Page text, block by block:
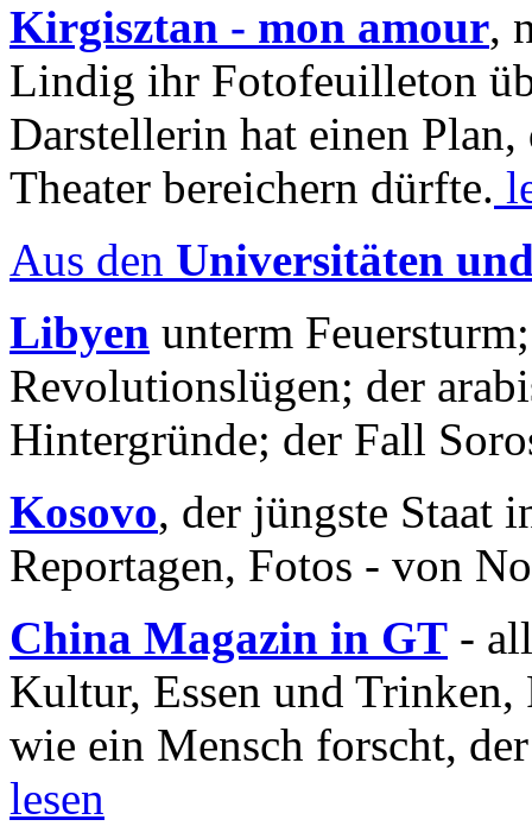
Kirgisztan - mon amour,
Lindig ihr Fotofeuilleton
Darstellerin hat einen Plan,
Theater bereichern dürfte.
Aus den Universitäten
Libyen unterm
Revolutionslügen; der
Hintergründe; der Fall
Kosovo, der jüngste Staat
Reportagen, Fotos - von
China Magazin in GT -
Kultur, Essen und
wie ein Mensch forscht,
lesen